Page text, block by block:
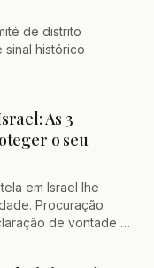
de distrito
histórico
As 3
o seu
em Israel lhe
Procuração
de vontade e